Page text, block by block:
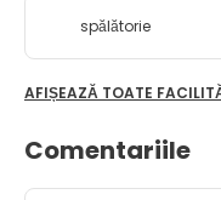
spălătorie
AFIȘEAZĂ TOATE
Comentariile